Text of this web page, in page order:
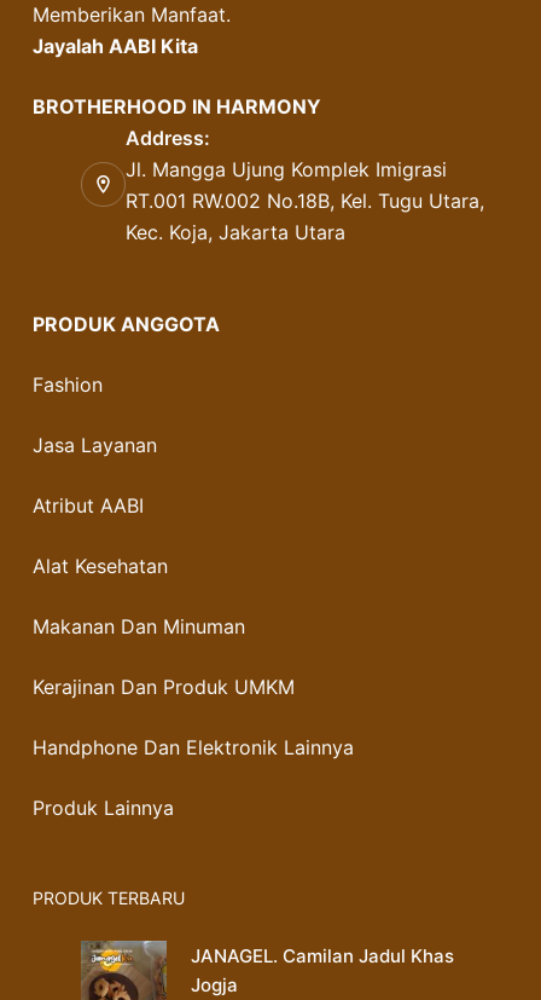
Memberikan Manfaat.
Jayalah AABI Kita
BROTHERHOOD IN HARMONY
Address:
Jl. Mangga Ujung Komplek Imigrasi
RT.001 RW.002 No.18B, Kel. Tugu Utara,
Kec. Koja, Jakarta Utara
PRODUK ANGGOTA
Fashion
Jasa Layanan
Atribut AABI
Alat Kesehatan
Makanan Dan Minuman
Kerajinan Dan Produk UMKM
Handphone Dan Elektronik Lainnya
Produk Lainnya
PRODUK TERBARU
JANAGEL. Camilan Jadul Khas
Jogja